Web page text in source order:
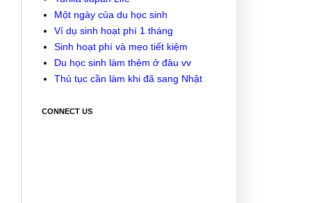
Một ngày của du học sinh
Ví dụ sinh hoạt phí 1 tháng
Sinh hoạt phí và mẹo tiết kiệm
Du học sinh làm thêm ở đâu vv
Thủ tục cần làm khi đã sang Nhật
CONNECT US